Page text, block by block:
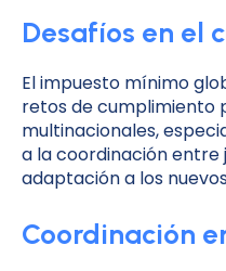
Desafíos en el
El impuesto mínimo
retos de cumplimiento
multinacionales,
a la coordinación entre
adaptación a los
Coordinación